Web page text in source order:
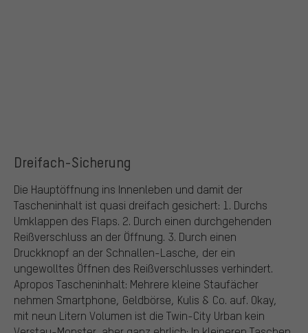
Dreifach-Sicherung
Die Hauptöffnung ins Innenleben und damit der
Tascheninhalt ist quasi dreifach gesichert: 1. Durchs
Umklappen des Flaps. 2. Durch einen durchgehenden
Reißverschluss an der Öffnung. 3. Durch einen
Druckknopf an der Schnallen-Lasche, der ein
ungewolltes Öffnen des Reißverschlusses verhindert.
Apropos Tascheninhalt: Mehrere kleine Staufächer
nehmen Smartphone, Geldbörse, Kulis & Co. auf. Okay,
mit neun Litern Volumen ist die Twin-City Urban kein